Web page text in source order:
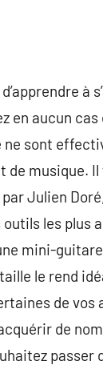
à
en aucun
ne sont
de musique.
Julien
les plus
mini-
le rend
de vos
de
passer